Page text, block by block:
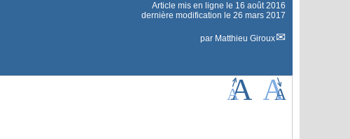
Article mis en ligne le 16 août 2016
dernière modification le 26 mars 2017
par Matthieu Giroux